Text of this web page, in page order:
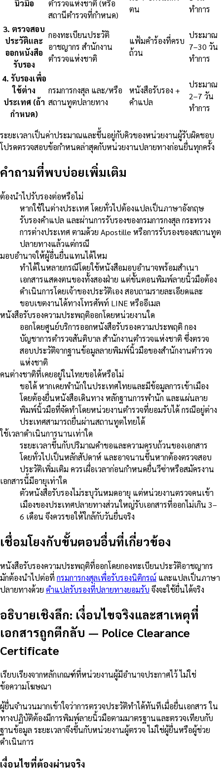
นิ้วมือ
ตำรวจแห่งชาติ (หรือ
สถานีตำรวจที่กำหนด)
ตน
ทำการ
3. ตรวจสอบ
ประวัติและ
ออกหนังสือ
รับรอง
กองทะเบียนประวัติ
อาชญากร สำนักงาน
ตำรวจแห่งชาติ
แฟ้มคำร้องที่ครบ
ถ้วน
ประมาณ
7–30 วัน
ทำการ
4. รับรองเพื่อ
ใช้ต่าง
ประเทศ (ถ้า
กำหนด)
กรมการกงสุล และ/หรือ
สถานทูตปลายทาง
หนังสือรับรอง +
คำแปล
ประมาณ
2–7 วัน
ทำการ
ระยะเวลาเป็นค่าประมาณและขึ้นอยู่กับคิวของหน่วยงานผู้รับผิดชอบ
โปรดตรวจสอบข้อกำหนดล่าสุดกับหน่วยงานปลายทางก่อนยื่นทุกครั้ง
คำถามที่พบบ่อยเพิ่มเติม
ต้องนำไปรับรองต่อหรือไม่
หากใช้ในต่างประเทศ โดยทั่วไปต้องแปลเป็นภาษาอังกฤษ
รับรองคำแปล และผ่านการรับรองของกรมการกงสุล กระทรวง
การต่างประเทศ ตามด้วย Apostille หรือการรับรองของสถานทูต
ปลายทางแล้วแต่กรณี
มอบอำนาจให้ผู้อื่นยื่นแทนได้ไหม
ทำได้ในหลายกรณีโดยใช้หนังสือมอบอำนาจพร้อมสำเนา
เอกสารแสดงตนของทั้งสองฝ่าย แต่ขั้นตอนพิมพ์ลายนิ้วมือต้อง
ดำเนินการโดยเจ้าของประวัติเอง สอบถามรายละเอียดและ
ขอบเขตงานได้ทางโทรศัพท์ LINE หรืออีเมล
หนังสือรับรองความประพฤติออกโดยหน่วยงานใด
ออกโดยศูนย์บริการออกหนังสือรับรองความประพฤติ กอง
บัญชาการตำรวจสันติบาล สำนักงานตำรวจแห่งชาติ ซึ่งตรวจ
สอบประวัติจากฐานข้อมูลลายพิมพ์นิ้วมือของสำนักงานตำรวจ
แห่งชาติ
คนต่างชาติที่เคยอยู่ในไทยขอได้หรือไม่
ขอได้ หากเคยพำนักในประเทศไทยและมีข้อมูลการเข้าเมือง
โดยต้องยื่นหนังสือเดินทาง หลักฐานการพำนัก และแผ่นลาย
พิมพ์นิ้วมือที่จัดทำโดยหน่วยงานตำรวจที่ยอมรับได้ กรณีอยู่ต่าง
ประเทศสามารถยื่นผ่านสถานทูตไทยได้
ใช้เวลาดำเนินการนานเท่าใด
ระยะเวลาขึ้นกับปริมาณคำขอและความครบถ้วนของเอกสาร
โดยทั่วไปเป็นหลักสัปดาห์ และอาจนานขึ้นหากต้องตรวจสอบ
ประวัติเพิ่มเติม ควรเผื่อเวลาก่อนกำหนดยื่นวีซ่าหรือสมัครงาน
เอกสารนี้มีอายุเท่าใด
ตัวหนังสือรับรองไม่ระบุวันหมดอายุ แต่หน่วยงานตรวจคนเข้า
เมืองของประเทศปลายทางส่วนใหญ่รับเอกสารที่ออกไม่เกิน 3–
6 เดือน จึงควรขอให้ใกล้กับวันยื่นจริง
เชื่อมโยงกับขั้นตอนอื่นที่เกี่ยวข้อง
หนังสือรับรองความประพฤติที่ออกโดยกองทะเบียนประวัติอาชญากร
มักต้องนำไปต่อที่ กรมการกงสุลเพื่อรับรองนิติกรณ์ และแปลเป็นภาษา
ปลายทางด้วย คำแปลรับรองที่ปลายทางยอมรับ จึงจะใช้ยื่นได้จริง
อธิบายเชิงลึก: เงื่อนไขจริงและสาเหตุที่
เอกสารถูกตีกลับ — Police Clearance
Certificate
เรียบเรียงจากหลักเกณฑ์ที่หน่วยงานผู้มีอำนาจประกาศไว้ ไม่ใช่
ข้อความโฆษณา
ผู้ยื่นจำนวนมากเข้าใจว่าการตรวจประวัติทำได้ทันทีเมื่อยื่นเอกสาร ใน
ทางปฏิบัติต้องมีการพิมพ์ลายนิ้วมือตามมาตรฐานและตรวจเทียบกับ
ฐานข้อมูล ระยะเวลาจึงขึ้นกับหน่วยงานผู้ตรวจ ไม่ใช่ผู้ยื่นหรือผู้ช่วย
ดำเนินการ
เงื่อนไขที่ต้องผ่านจริง